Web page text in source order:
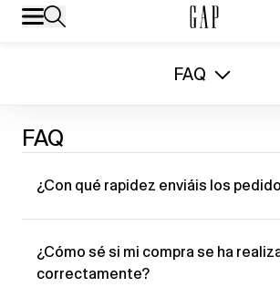
FAQ
FAQ
¿Con qué rapidez enviáis los
¿Cómo sé si mi compra se ha
correctamente?